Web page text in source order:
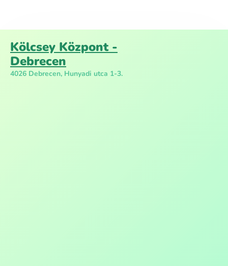
Kölcsey Központ -
Debrecen
4026 Debrecen, Hunyadi utca 1-3.